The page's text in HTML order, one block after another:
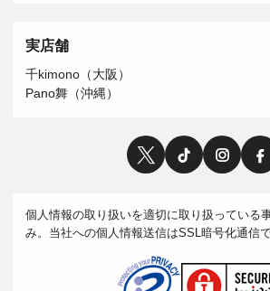
実店舗
千kimono（大阪）
Pano舞（沖縄）
個人情報の取り扱いを適切に取り扱っている
み。当社への個人情報送信はSSL暗号化通信